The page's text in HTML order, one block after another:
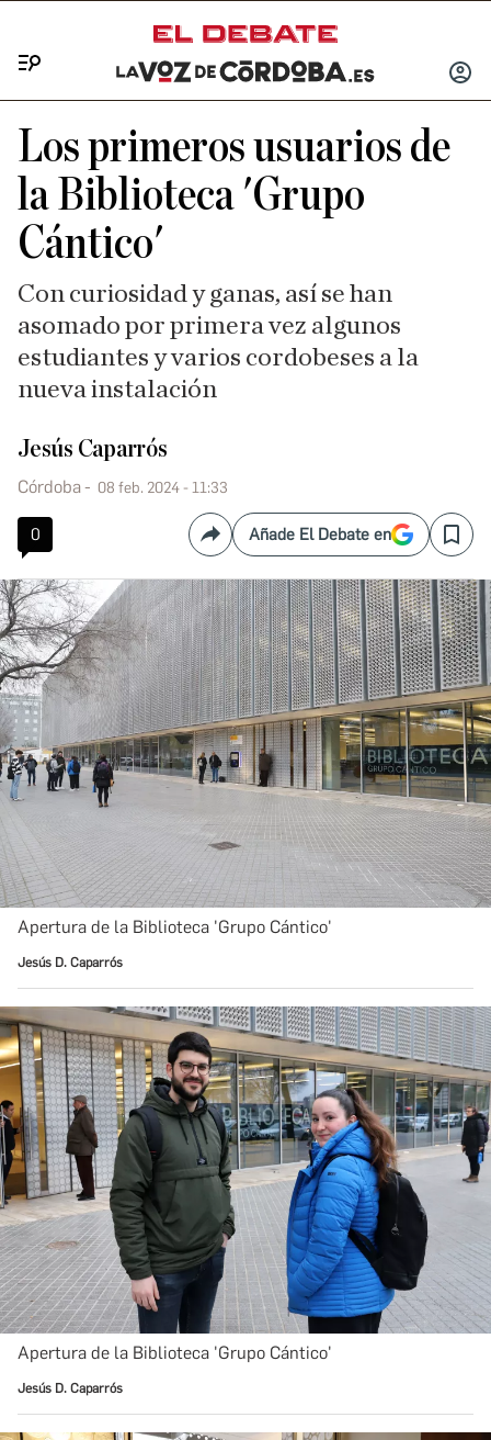
INICIAR
Los primeros usuarios de
la Biblioteca 'Grupo
Cántico'
Con curiosidad y ganas, así se han
asomado por primera vez algunos
estudiantes y varios cordobeses a la
nueva instalación
Jesús Caparrós
Córdoba 08 feb. 2024 - 11:33
0 CompartirAñade El Debate en Save
Apertura de la Biblioteca 'Grupo Cántico'
Jesús D. Caparrós
Apertura de la Biblioteca 'Grupo Cántico'
Jesús D. Caparrós